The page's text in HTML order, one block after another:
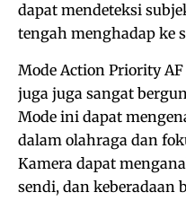
dapat mendeteksi
tengah menghadap ke
Mode Action Priority
juga juga sangat
Mode ini dapat
dalam olahraga dan
Kamera dapat
sendi, dan keberadaan